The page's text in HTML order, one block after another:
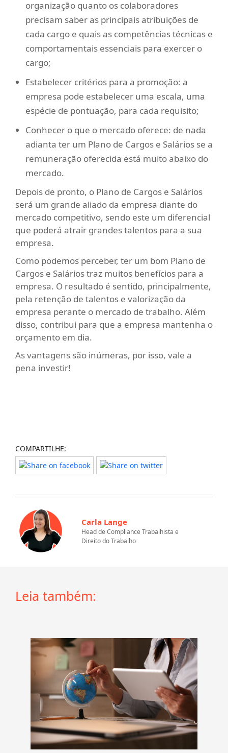
organização quanto os colaboradores
precisam saber as principais atribuições de
cada cargo e quais as competências técnicas e
comportamentais essenciais para exercer o
cargo;
Estabelecer critérios para a promoção: a
empresa pode estabelecer uma escala, uma
espécie de pontuação, para cada requisito;
Conhecer o que o mercado oferece: de nada
adianta ter um Plano de Cargos e Salários se a
remuneração oferecida está muito abaixo do
mercado.
Depois de pronto, o Plano de Cargos e Salários
será um grande aliado da empresa diante do
mercado competitivo, sendo este um diferencial
que poderá atrair grandes talentos para a sua
empresa.
Como podemos perceber, ter um bom Plano de
Cargos e Salários traz muitos benefícios para a
empresa. O resultado é sentido, principalmente,
pela retenção de talentos e valorização da
empresa perante o mercado de trabalho. Além
disso, contribui para que a empresa mantenha o
orçamento em dia.
As vantagens são inúmeras, por isso, vale a
pena investir!
COMPARTILHE:
Carla Lange
Head de Compliance Trabalhista e
Direito do Trabalho
Leia também: